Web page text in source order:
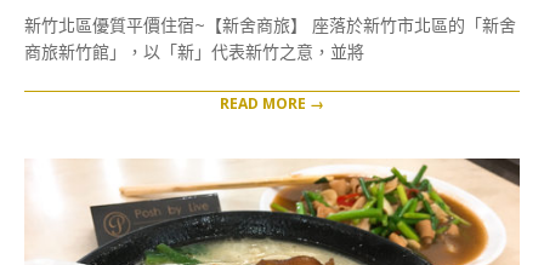
17
新竹北區優質平價住宿~【新舍商旅】 座落於新竹市北區的「新舍
商旅新竹館」，以「新」代表新竹之意，並將
READ MORE →